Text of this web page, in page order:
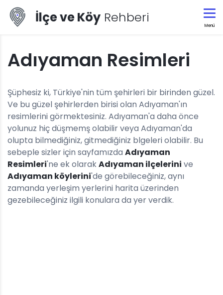
İlçe ve Köy Rehberi
Menü
Adıyaman Resimleri
Şüphesiz ki, Türkiye'nin tüm şehirleri bir birinden güzel.
Ve bu güzel şehirlerden birisi olan Adıyaman'ın
resimlerini görmektesiniz. Adıyaman'a daha önce
yolunuz hiç düşmemş olabilir veya Adıyaman'da
olupta bilmediğiniz, gitmediğiniz blgeleri olabilir. Bu
sebeple sizler için sayfamızda Adıyaman
Resimleri'ne ek olarakAdıyaman ilçelerini ve
Adıyaman köylerini'de görebileceğiniz, aynı
zamanda yerleşim yerlerini harita üzerinden
gezebileceğiniz ilgili konulara da yer verdik.